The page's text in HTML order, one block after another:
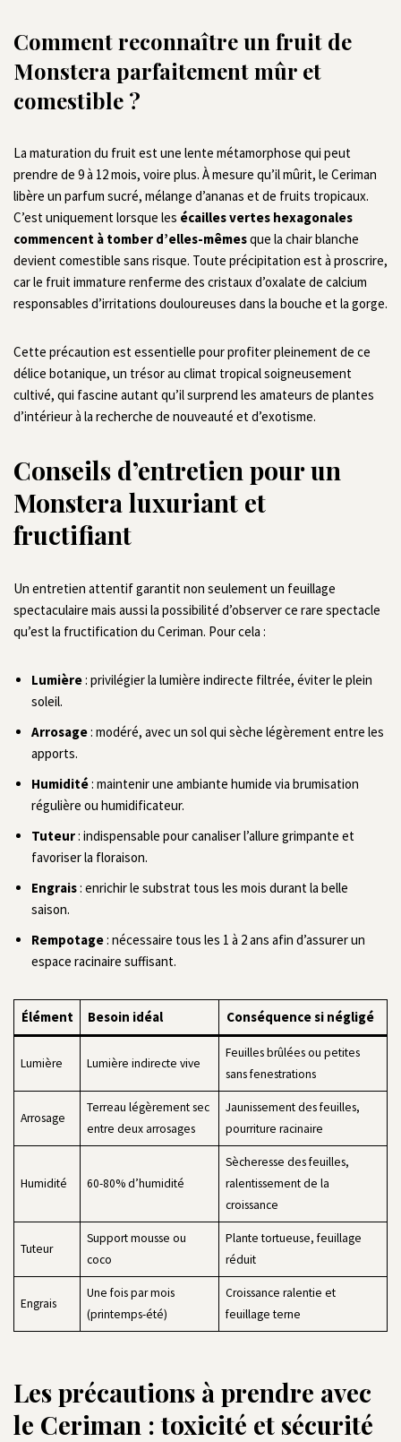
Comment reconnaître un fruit de
Monstera parfaitement mûr et
comestible ?
La maturation du fruit est une lente métamorphose qui peut
prendre de 9 à 12 mois, voire plus. À mesure qu’il mûrit, le Ceriman
libère un parfum sucré, mélange d’ananas et de fruits tropicaux.
C’est uniquement lorsque les écailles vertes hexagonales
commencent à tomber d’elles-mêmesque la chair blanche
devient comestible sans risque. Toute précipitation est à proscrire,
car le fruit immature renferme des cristaux d’oxalate de calcium
responsables d’irritations douloureuses dans la bouche et la gorge.
Cette précaution est essentielle pour profiter pleinement de ce
délice botanique, un trésor au climat tropical soigneusement
cultivé, qui fascine autant qu’il surprend les amateurs de plantes
d’intérieur à la recherche de nouveauté et d’exotisme.
Conseils d’entretien pour un
Monstera luxuriant et
fructifiant
Un entretien attentif garantit non seulement un feuillage
spectaculaire mais aussi la possibilité d’observer ce rare spectacle
qu’est la fructification du Ceriman. Pour cela :
Lumière: privilégier la lumière indirecte filtrée, éviter le plein
soleil.
Arrosage: modéré, avec un sol qui sèche légèrement entre les
apports.
Humidité: maintenir une ambiante humide via brumisation
régulière ou humidificateur.
Tuteur: indispensable pour canaliser l’allure grimpante et
favoriser la floraison.
Engrais: enrichir le substrat tous les mois durant la belle
saison.
Rempotage: nécessaire tous les 1 à 2 ans afin d’assurer un
espace racinaire suffisant.
Élément Besoin idéal Conséquence si négligé
Lumière Lumière indirecte vive
Feuilles brûlées ou petites
sans fenestrations
Arrosage
Terreau légèrement sec
entre deux arrosages
Jaunissement des feuilles,
pourriture racinaire
Humidité 60-80% d’humidité
Sècheresse des feuilles,
ralentissement de la
croissance
Tuteur
Support mousse ou
coco
Plante tortueuse, feuillage
réduit
Engrais
Une fois par mois
(printemps-été)
Croissance ralentie et
feuillage terne
Les précautions à prendre avec
le Ceriman : toxicité et sécurité